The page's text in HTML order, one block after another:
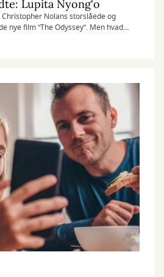
Lupita Nyong'o
Christopher Nolans storslåede og
nye film “The Odyssey”. Men hvad